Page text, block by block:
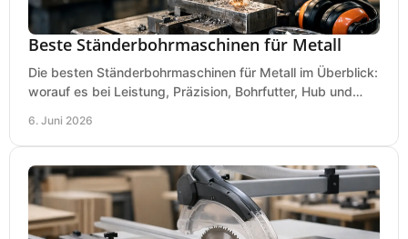
Beste Ständerbohrmaschinen für Metall
Die besten Ständerbohrmaschinen für Metall im Überblick:
worauf es bei Leistung, Präzision, Bohrfutter, Hub und
6. Juni 2026